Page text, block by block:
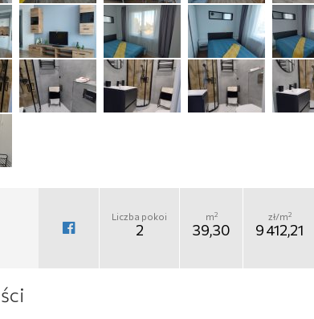
Liczba pokoi
2
m2
39,30
zł/m2
9 412,21